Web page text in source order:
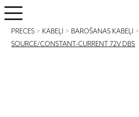
PRECES > KABEĻI > BAROŠANAS KABEĻI >
SOURCE/CONSTANT-CURRENT 72V DBS